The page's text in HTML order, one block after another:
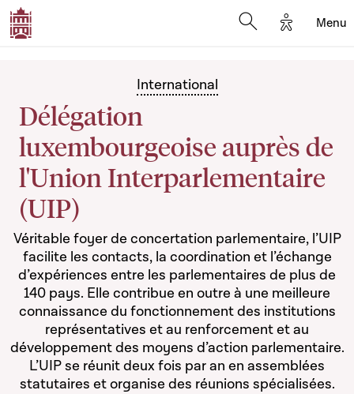
Options
Menu
International
Délégation
luxembourgeoise auprès de
l'Union Interparlementaire
(UIP)
Véritable foyer de concertation parlementaire, l’UIP
facilite les contacts, la coordination et l’échange
d’expériences entre les parlementaires de plus de
140 pays. Elle contribue en outre à une meilleure
connaissance du fonctionnement des institutions
représentatives et au renforcement et au
développement des moyens d’action parlementaire.
L’UIP se réunit deux fois par an en assemblées
statutaires et organise des réunions spécialisées.